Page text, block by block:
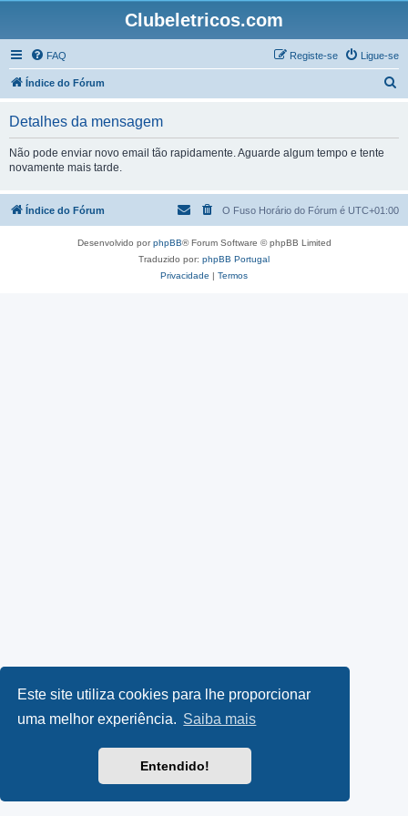
Este site utiliza cookies para lhe proporcionar
uma melhor experiência. Saiba mais
Entendido!
Clubeletricos.com
FAQ Ligue-se
Registe-se
Índice do Fórum
s
Detalhes da mensagem
Não pode enviar novo email tão rapidamente. Aguarde algum tempo e tente
novamente mais tarde.
Índice do Fórum O Fuso Horário do Fórum é UTC+01:00
Desenvolvido porphpBB® Forum Software © phpBB Limited
Traduzido por: phpBB Portugal
Privacidade | Termos